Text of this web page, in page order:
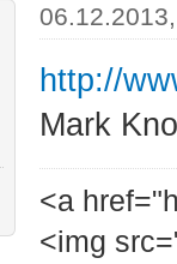
http://
Mark
<a
<img